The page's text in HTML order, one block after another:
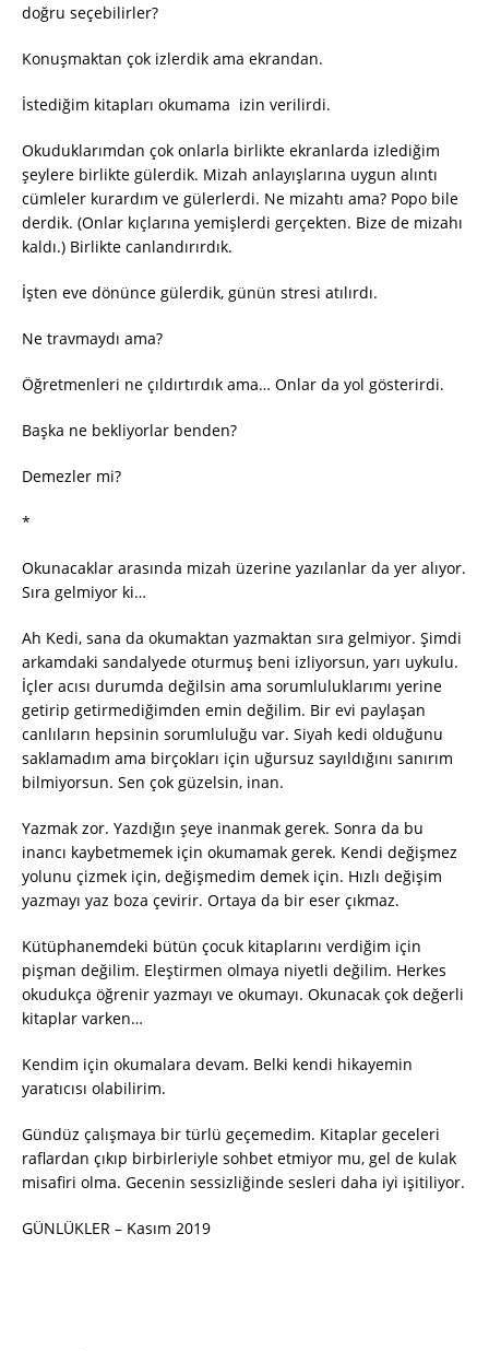
doğru seçebilirler?
Konuşmaktan çok izlerdik ama ekrandan.
İstediğim kitapları okumama izin verilirdi.
Okuduklarımdan çok onlarla birlikte ekranlarda izlediğim
şeylere birlikte gülerdik. Mizah anlayışlarına uygun alıntı
cümleler kurardım ve gülerlerdi. Ne mizahtı ama? Popo bile
derdik. (Onlar kıçlarına yemişlerdi gerçekten. Bize de mizahı
kaldı.) Birlikte canlandırırdık.
İşten eve dönünce gülerdik, günün stresi atılırdı.
Ne travmaydı ama?
Öğretmenleri ne çıldırtırdık ama… Onlar da yol gösterirdi.
Başka ne bekliyorlar benden?
Demezler mi?
*
Okunacaklar arasında mizah üzerine yazılanlar da yer alıyor.
Sıra gelmiyor ki…
Ah Kedi, sana da okumaktan yazmaktan sıra gelmiyor. Şimdi
arkamdaki sandalyede oturmuş beni izliyorsun, yarı uykulu.
İçler acısı durumda değilsin ama sorumluluklarımı yerine
getirip getirmediğimden emin değilim. Bir evi paylaşan
canlıların hepsinin sorumluluğu var. Siyah kedi olduğunu
saklamadım ama birçokları için uğursuz sayıldığını sanırım
bilmiyorsun. Sen çok güzelsin, inan.
Yazmak zor. Yazdığın şeye inanmak gerek. Sonra da bu
inancı kaybetmemek için okumamak gerek. Kendi değişmez
yolunu çizmek için, değişmedim demek için. Hızlı değişim
yazmayı yaz boza çevirir. Ortaya da bir eser çıkmaz.
Kütüphanemdeki bütün çocuk kitaplarını verdiğim için
pişman değilim. Eleştirmen olmaya niyetli değilim. Herkes
okudukça öğrenir yazmayı ve okumayı. Okunacak çok değerli
kitaplar varken…
Kendim için okumalara devam. Belki kendi hikayemin
yaratıcısı olabilirim.
Gündüz çalışmaya bir türlü geçemedim. Kitaplar geceleri
raflardan çıkıp birbirleriyle sohbet etmiyor mu, gel de kulak
misafiri olma. Gecenin sessizliğinde sesleri daha iyi işitiliyor.
GÜNLÜKLER – Kasım 2019